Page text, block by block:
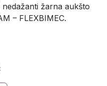
žarna aukšto
– FLEXBIMEC.